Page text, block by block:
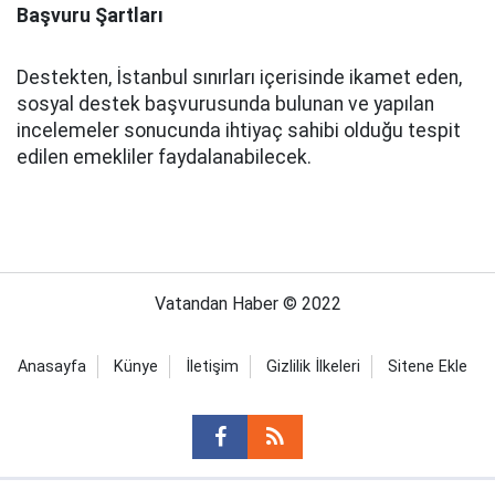
Başvuru Şartları
Destekten, İstanbul sınırları içerisinde ikamet eden,
sosyal destek başvurusunda bulunan ve yapılan
incelemeler sonucunda ihtiyaç sahibi olduğu tespit
edilen emekliler faydalanabilecek.
Vatandan Haber © 2022
Anasayfa Künye İletişim Gizlilik İlkeleri Sitene Ekle